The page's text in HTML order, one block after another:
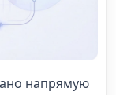
напрямую